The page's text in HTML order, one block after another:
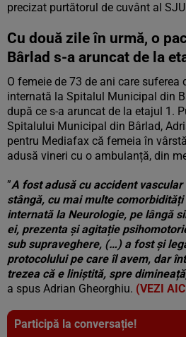
precizat purtătorul de cuvânt al
Cu două zile în urmă, o
Bârlad s-a aruncat de la
O femeie de 73 de ani care suferea
internată la Spitalul Municipal din
după ce s-a aruncat de la etajul 1.
Spitalului Municipal din Bârlad,
pentru Mediafax că femeia în
adusă vineri cu o ambulanță, din
”A fost adusă cu accident
stângă, cu mai multe
internată la Neurologie, pe lângă
ei, prezenta și agitație
sub supraveghere, (…) a fost și
protocolului pe care îl avem, dar
trezea că e liniștită, spre
a spus Adrian Gheorghiu. (VEZI
Participă la conversație!